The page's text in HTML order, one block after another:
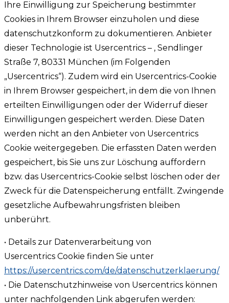
Ihre Einwilligung zur Speicherung bestimmter
Cookies in Ihrem Browser einzuholen und diese
datenschutzkonform zu dokumentieren. Anbieter
dieser Technologie ist Usercentrics – , Sendlinger
Straße 7, 80331 München (im Folgenden
„Usercentrics“). Zudem wird ein Usercentrics-Cookie
in Ihrem Browser gespeichert, in dem die von Ihnen
erteilten Einwilligungen oder der Widerruf dieser
Einwilligungen gespeichert werden. Diese Daten
werden nicht an den Anbieter von Usercentrics
Cookie weitergegeben. Die erfassten Daten werden
gespeichert, bis Sie uns zur Löschung auffordern
bzw. das Usercentrics-Cookie selbst löschen oder der
Zweck für die Datenspeicherung entfällt. Zwingende
gesetzliche Aufbewahrungsfristen bleiben
unberührt.
• Details zur Datenverarbeitung von
Usercentrics Cookie finden Sie unter
https://usercentrics.com/de/datenschutzerklaerung/
• Die Datenschutzhinweise von Usercentrics können
unter nachfolgenden Link abgerufen werden: